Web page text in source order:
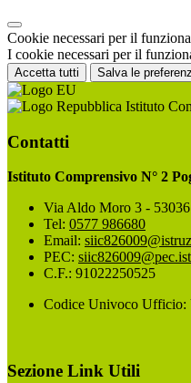
Cookie necessari per il
I cookie necessari per il
Accetta tutti Salva le
Istituto
Contatti
Istituto Comprensivo N° 2
Via Aldo Moro 3 -
Tel: 0577 986680
Email:
PEC:
C.F.: 91022250525
Codice Univoco Ufficio:
Sezione Link Utili